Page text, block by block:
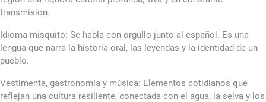
transmisión.
Idioma misquito: Se habla con orgullo junto al español. Es una
lengua que narra la historia oral, las leyendas y la identidad de un
pueblo.
Vestimenta, gastronomía y música: Elementos cotidianos que
reflejan una cultura resiliente, conectada con el agua, la selva y los